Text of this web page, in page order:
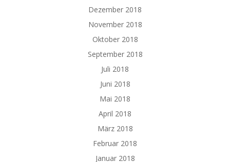
Dezember 2018
November 2018
Oktober 2018
September 2018
Juli 2018
Juni 2018
Mai 2018
April 2018
März 2018
Februar 2018
Januar 2018